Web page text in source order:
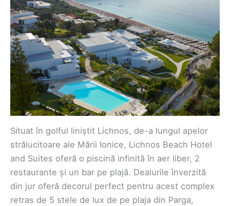
Situat în golful liniștit Lichnos, de-a lungul apelor
strălucitoare ale Mării Ionice, Lichnos Beach Hotel
and Suites oferă o piscină infinită în aer liber, 2
restaurante și un bar pe plajă. Dealurile înverzită
din jur oferă decorul perfect pentru acest complex
retras de 5 stele de lux de pe plaja din Parga,